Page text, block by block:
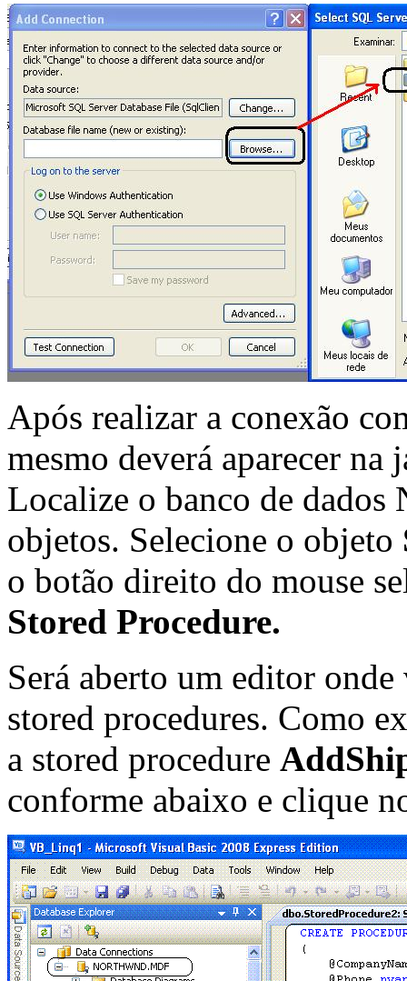
Após realizar a conexão
mesmo deverá aparecer na
Localize o banco de dados
objetos. Selecione o objeto
o botão direito do mouse
Stored Procedure.
Será aberto um editor
stored procedures. Como
a stored procedure
conforme abaixo e clique